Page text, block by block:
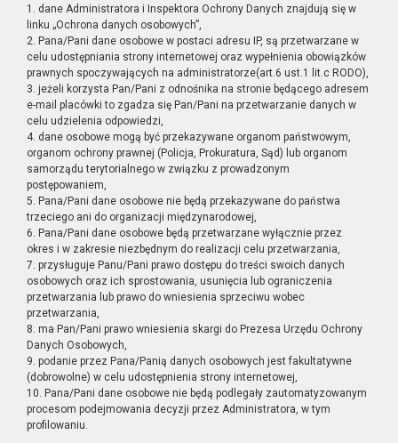
1. dane Administratora i Inspektora Ochrony Danych znajdują się w
linku „Ochrona danych osobowych”,
2. Pana/Pani dane osobowe w postaci adresu IP, są przetwarzane w
celu udostępniania strony internetowej oraz wypełnienia obowiązków
prawnych spoczywających na administratorze(art.6 ust.1 lit.c RODO),
3. jeżeli korzysta Pan/Pani z odnośnika na stronie będącego adresem
e-mail placówki to zgadza się Pan/Pani na przetwarzanie danych w
celu udzielenia odpowiedzi,
4. dane osobowe mogą być przekazywane organom państwowym,
organom ochrony prawnej (Policja, Prokuratura, Sąd) lub organom
samorządu terytorialnego w związku z prowadzonym
postępowaniem,
5. Pana/Pani dane osobowe nie będą przekazywane do państwa
trzeciego ani do organizacji międzynarodowej,
6. Pana/Pani dane osobowe będą przetwarzane wyłącznie przez
okres i w zakresie niezbędnym do realizacji celu przetwarzania,
7. przysługuje Panu/Pani prawo dostępu do treści swoich danych
osobowych oraz ich sprostowania, usunięcia lub ograniczenia
przetwarzania lub prawo do wniesienia sprzeciwu wobec
przetwarzania,
8. ma Pan/Pani prawo wniesienia skargi do Prezesa Urzędu Ochrony
Danych Osobowych,
9. podanie przez Pana/Panią danych osobowych jest fakultatywne
(dobrowolne) w celu udostępnienia strony internetowej,
10. Pana/Pani dane osobowe nie będą podlegały zautomatyzowanym
procesom podejmowania decyzji przez Administratora, w tym
profilowaniu.